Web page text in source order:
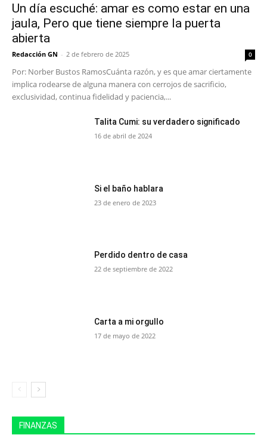
Un día escuché: amar es como estar en una
jaula, Pero que tiene siempre la puerta
abierta
Redacción GN - 2 de febrero de 2025 0
Por: Norber Bustos RamosCuánta razón, y es que amar ciertamente
implica rodearse de alguna manera con cerrojos de sacrificio,
exclusividad, continua fidelidad y paciencia,...
Talita Cumi: su verdadero significado
16 de abril de 2024
Si el baño hablara
23 de enero de 2023
Perdido dentro de casa
22 de septiembre de 2022
Carta a mi orgullo
17 de mayo de 2022
FINANZAS